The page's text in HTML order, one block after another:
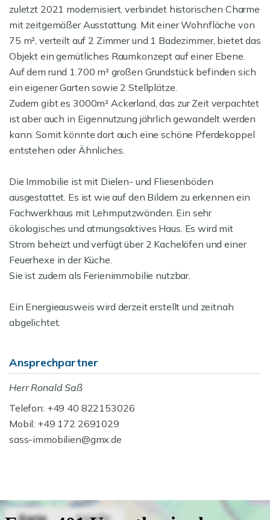
zuletzt 2021 modernisiert, verbindet historischen Charme
mit zeitgemäßer Ausstattung. Mit einer Wohnfläche von
75 m², verteilt auf 2 Zimmer und 1 Badezimmer, bietet das
Objekt ein gemütliches Raumkonzept auf einer Ebene.
Auf dem rund 1.700 m² großen Grundstück befinden sich
ein eigener Garten sowie 2 Stellplätze.
Zudem gibt es 3000m² Ackerland, das zur Zeit verpachtet
ist aber auch in Eigennutzung jährlich gewandelt werden
kann. Somit könnte dort auch eine schöne Pferdekoppel
entstehen oder Ähnliches.
Die Immobilie ist mit Dielen- und Fliesenböden
ausgestattet. Es ist wie auf den Bildern zu erkennen ein
Fachwerkhaus mit Lehmputzwänden. Ein sehr
ökologisches und atmungsaktives Haus. Es wird mit
Strom beheizt und verfügt über 2 Kachelöfen und einer
Feuerhexe in der Küche.
Sie ist zudem als Ferienimmobilie nutzbar.
Ein Energieausweis wird derzeit erstellt und zeitnah
abgelichtet.
Ansprechpartner
Herr Ronald Saß
Telefon: +49 40 822153026
Mobil: +49 172 2691029
sass-immobilien@gmx.de